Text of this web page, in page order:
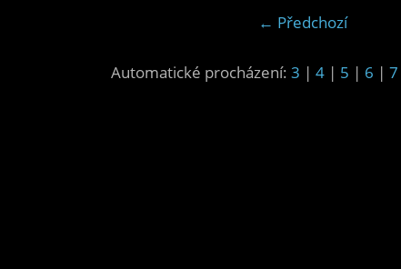
← Předchozí
Automatické procházení: 3 | 4 | 5 | 6 | 7